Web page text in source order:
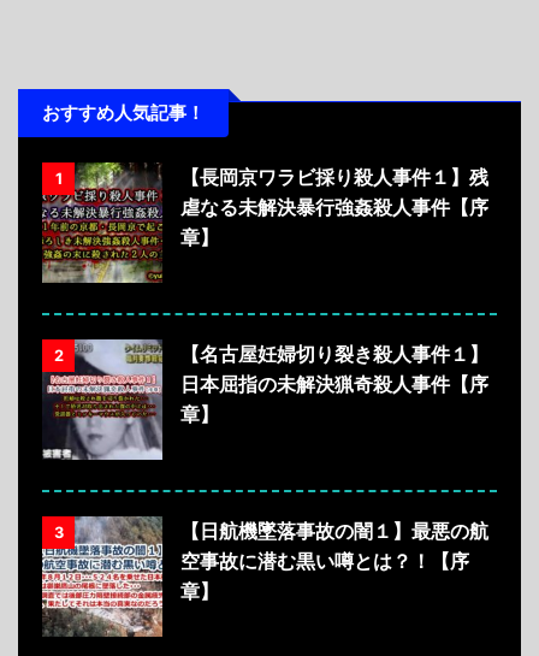
おすすめ人気記事！
1
【長岡京ワラビ採り殺人事件１】残
虐なる未解決暴行強姦殺人事件【序
章】
2
【名古屋妊婦切り裂き殺人事件１】
日本屈指の未解決猟奇殺人事件【序
章】
3
【日航機墜落事故の闇１】最悪の航
空事故に潜む黒い噂とは？！【序
章】